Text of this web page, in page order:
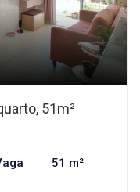
51m²
51 m²